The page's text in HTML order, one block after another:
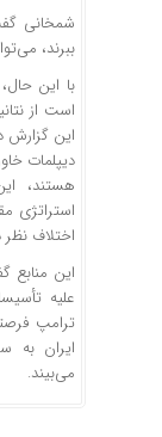
شمخانی
ببرند،
با این
است از
این گزارش
دیپلمات
هستند،
استراتژی
اختلاف نظر
این منابع
علیه
ترامپ
ایران به
می‌بیند.